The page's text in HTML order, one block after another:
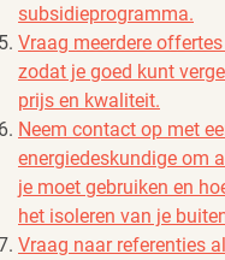
subsidieprogramma.
Vraag meerdere
zodat je goed kunt
prijs en kwaliteit.
Neem contact op met
energiedeskundige om
je moet gebruiken en
het isoleren van je
Vraag naar referenties